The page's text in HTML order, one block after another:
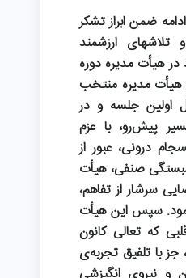
ضمن ابراز تشکر
تلاشهای ارزشمند
هیأت مدیره دوره
مدیره منتخب
اولین جلسه و در
پیش‌رو، با عزم
درونی، عبور از
صنفی، هیأت
سرشار از تفاهم،
نمود. سپس این هیأت
که تعالی کانون
جز با تلفیق تجربه‌ی